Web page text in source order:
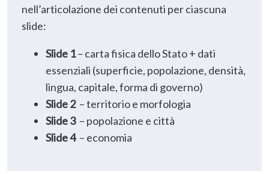
nell’articolazione dei contenuti per ciascuna
slide:
Slide 1– carta fisica dello Stato + dati
essenziali (superficie, popolazione, densità,
lingua, capitale, forma di governo)
Slide 2– territorio e morfologia
Slide 3– popolazione e città
Slide 4– economia